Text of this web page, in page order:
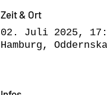
Zeit & Ort
02. Juli 2025,
Hamburg,